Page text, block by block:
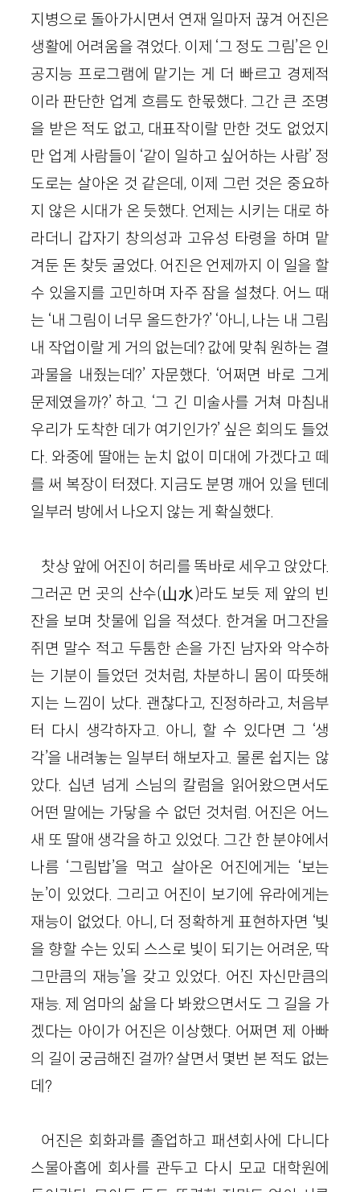
지병으로 돌아가시면서 연재 일마저 끊겨 어진은
생활에 어려움을 겪었다. 이제 ‘그 정도 그림’은 인
공지능 프로그램에 맡기는 게 더 빠르고 경제적
이라 판단한 업계 흐름도 한몫했다. 그간 큰 조명
을 받은 적도 없고, 대표작이랄 만한 것도 없었지
만 업계 사람들이 ‘같이 일하고 싶어하는 사람’ 정
도로는 살아온 것 같은데, 이제 그런 것은 중요하
지 않은 시대가 온 듯했다. 언제는 시키는 대로 하
라더니 갑자기 창의성과 고유성 타령을 하며 맡
겨둔 돈 찾듯 굴었다. 어진은 언제까지 이 일을 할
수 있을지를 고민하며 자주 잠을 설쳤다. 어느 때
는 ‘내 그림이 너무 올드한가?’ ‘아니, 나는 내 그림
내 작업이랄 게 거의 없는데? 값에 맞춰 원하는 결
과물을 내줬는데?’ 자문했다. ‘어쩌면 바로 그게
문제였을까?’ 하고. ‘그 긴 미술사를 거쳐 마침내
우리가 도착한 데가 여기인가?’ 싶은 회의도 들었
다. 와중에 딸애는 눈치 없이 미대에 가겠다고 떼
를 써 복장이 터졌다. 지금도 분명 깨어 있을 텐데
일부러 방에서 나오지 않는 게 확실했다.
찻상 앞에 어진이 허리를 똑바로 세우고 앉았다.
그러곤 먼 곳의 산수(山水)라도 보듯 제 앞의 빈
잔을 보며 찻물에 입을 적셨다. 한겨울 머그잔을
쥐면 말수 적고 두툼한 손을 가진 남자와 악수하
는 기분이 들었던 것처럼, 차분하니 몸이 따뜻해
지는 느낌이 났다. 괜찮다고, 진정하라고, 처음부
터 다시 생각하자고. 아니, 할 수 있다면 그 ‘생
각’을 내려놓는 일부터 해보자고. 물론 쉽지는 않
았다. 십년 넘게 스님의 칼럼을 읽어왔으면서도
어떤 말에는 가닿을 수 없던 것처럼. 어진은 어느
새 또 딸애 생각을 하고 있었다. 그간 한 분야에서
나름 ‘그림밥’을 먹고 살아온 어진에게는 ‘보는
눈’이 있었다. 그리고 어진이 보기에 유라에게는
재능이 없었다. 아니, 더 정확하게 표현하자면 ‘빛
을 향할 수는 있되 스스로 빛이 되기는 어려운, 딱
그만큼의 재능’을 갖고 있었다. 어진 자신만큼의
재능. 제 엄마의 삶을 다 봐왔으면서도 그 길을 가
겠다는 아이가 어진은 이상했다. 어쩌면 제 아빠
의 길이 궁금해진 걸까? 살면서 몇번 본 적도 없는
데?
어진은 회화과를 졸업하고 패션회사에 다니다
스물아홉에 회사를 관두고 다시 모교 대학원에